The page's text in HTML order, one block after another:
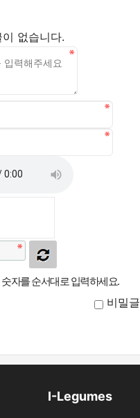
없습니다.
자를 순서대로 입력하세요.
비밀글
I-Legumes